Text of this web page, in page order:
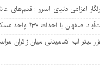
اعزامی دنیای اسرار : قدم‌های
احداث ۱۳۰ واحد مسکونی جدید آغاز می‌شود
بیش از ۸۰ هزار لیتر آب آشامیدنی میان